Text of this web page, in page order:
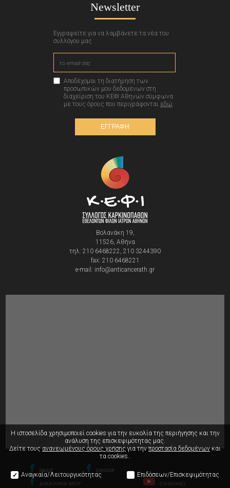
Newsletter
Εγγραφείτε για να λαμβάνετε τα νέα του
συλλόγου μας.
Αποδέχομαι τη διατήρηση των
προσωπικών μου δεδομένων στη
διαχείριση του ΚΕΦΙ Αθηνών σύμφωνα
με τους όρους που περιγράφονται εδώ.
ΕΓΓΡΑΦΗ
Βολανάκη 19,
11526, Αθήνα
τηλ: 210 6468222, 210 3244390
fax: 210 6468221
e-mail: info@anticancerath.gr
Η ιστοσελίδα χρησιμοποιεί cookies για την ευκολία της περιήγησης και την
ανάλυση της επισκεψιμότητας μας.
Δείτε τους ανανεωμένους όρους χρήσηςγια την προστασία δεδομένων και
τα cookies..
Αναγκαία/Λειτουργικότητας Επιδόσεων/Επισκεψιμότητας